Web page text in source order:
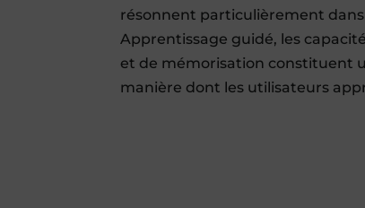
résonnent particulièrement
Apprentissage guidé, les
et de mémorisation constituent
manière dont les utilisateurs